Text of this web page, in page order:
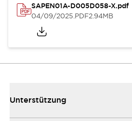
SAPEN01A-D005D058-X.pdf
04/09/2025.PDF2.94MB
Unterstützung